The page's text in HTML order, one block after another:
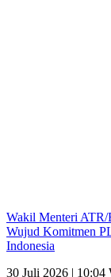
Wakil Menteri
Wujud Komitmen
Indonesia
30 Juli 2026 | 10:04